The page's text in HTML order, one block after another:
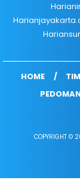
HOME
COPYRIGHT ©